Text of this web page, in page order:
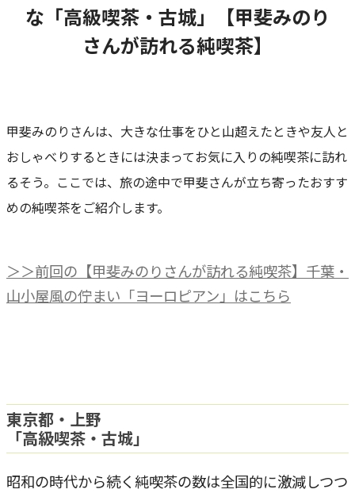
な「高級喫茶・古城」【甲斐みのり
さんが訪れる純喫茶】
甲斐みのりさんは、大きな仕事をひと山超えたときや友人と
おしゃべりするときには決まってお気に入りの純喫茶に訪れ
るそう。ここでは、旅の途中で甲斐さんが立ち寄ったおすす
めの純喫茶をご紹介します。
＞＞前回の【甲斐みのりさんが訪れる純喫茶】千葉・
山小屋風の佇まい「ヨーロピアン」はこちら
東京都・上野
「高級喫茶・古城」
昭和の時代から続く純喫茶の数は全国的に激減しつつ